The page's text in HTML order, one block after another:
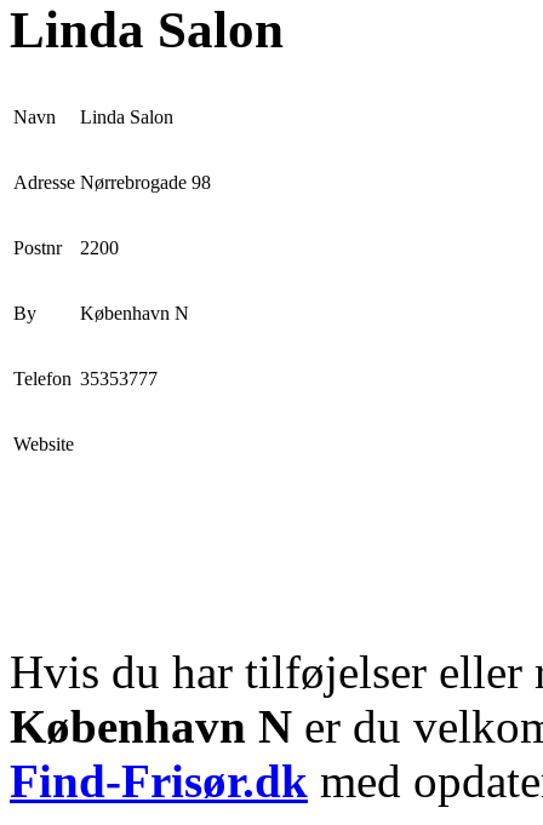
Linda Salon
Navn Linda Salon
Adresse Nørrebrogade 98
Postnr 2200
By København N
Telefon 35353777
Website
Hvis du har tilføjelser eller
København N er du
Find-Frisør.dk med